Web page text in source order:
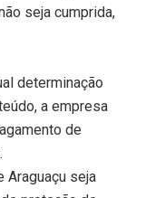
seja cumprida,
determinação
a empresa
de
Araguaçu seja